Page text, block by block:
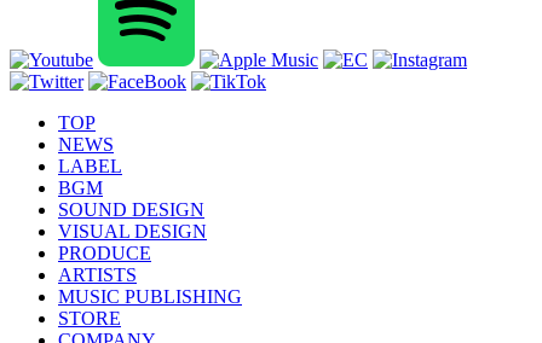
TOP
NEWS
LABEL
BGM
SOUND DESIGN
VISUAL DESIGN
PRODUCE
ARTISTS
MUSIC PUBLISHING
STORE